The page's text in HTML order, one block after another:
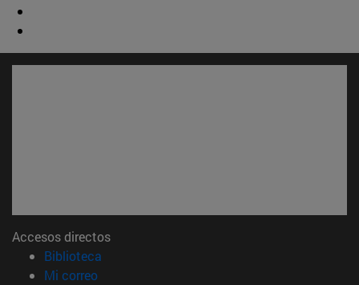
Accesos directos
Biblioteca
Mi correo(abre en nueva ventana)